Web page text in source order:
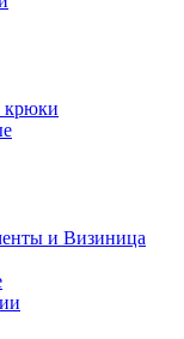
крюки
и Визиница